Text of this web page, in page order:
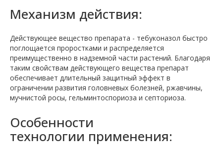
Механизм действия:
Действующее вещество препарата - тебуконазол быстро
поглощается проростками и распределяется
преимущественно в надземной части растений. Благодаря
таким свойствам действующего вещества препарат
обеспечивает длительный защитный эффект в
ограничении развития головневых болезней, ржавчины,
мучнистой росы, гельминтоспориоза и септориоза.
Особенности
технологии применения: